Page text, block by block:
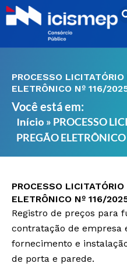
Ir
para
PROCESSO
ELETRÔNICO Nº 116/
Você está em:
Início » PROCESSO
PREGÃO
PROCESSO
ELETRÔNICO Nº 116/
Registro de preços para
contratação de empresa
fornecimento e
de porta e parede.